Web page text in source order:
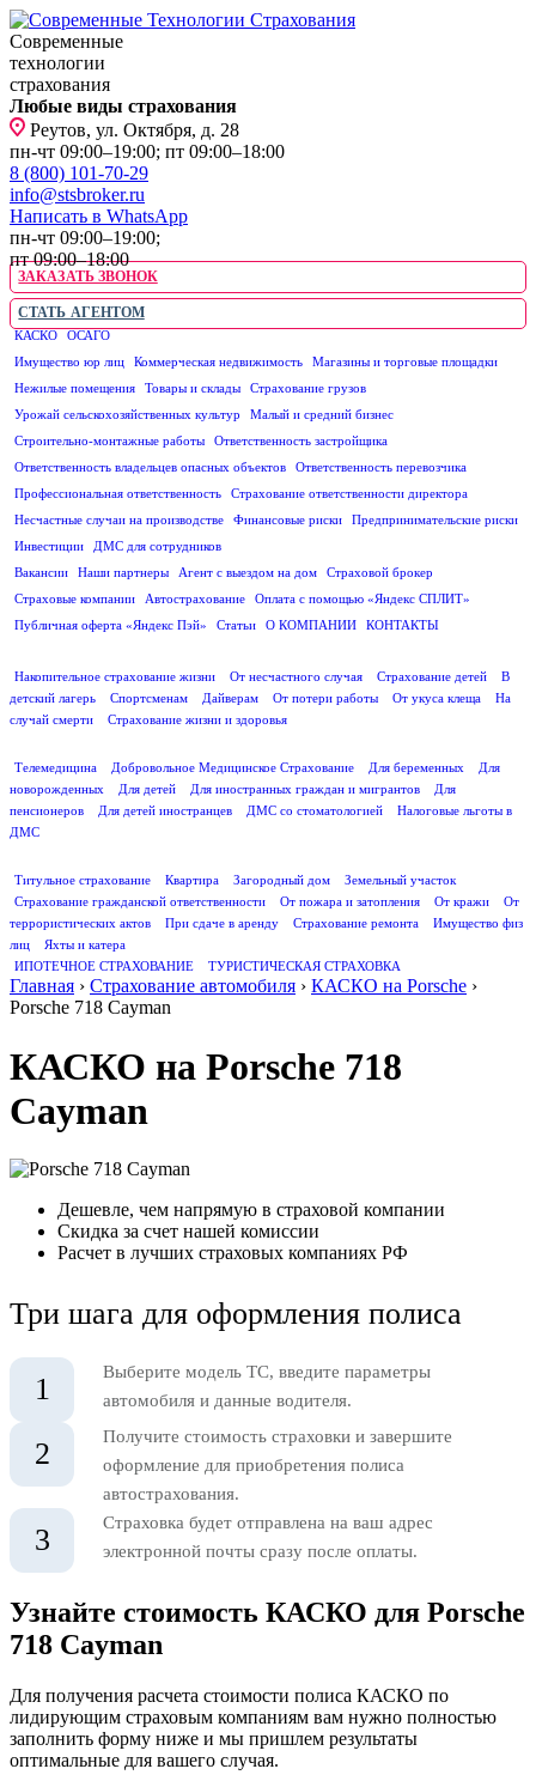
Современные
технологии
страхования
Любые виды страхования
Реутов, ул. Октября, д. 28
пн-чт 09:00–19:00; пт 09:00–18:00
8 (800) 101-70-29
info@stsbroker.ru
Написать в WhatsApp
пн-чт 09:00–19:00;
пт 09:00–18:00
ЗАКАЗАТЬ ЗВОНОК
СТАТЬ АГЕНТОМ
КАСКО ОСАГО
Имущество юр лиц
Коммерческая недвижимость
Магазины и торговые площадки
Нежилые помещения
Товары и склады
Страхование грузов
Урожай сельскохозяйственных культур
Малый и средний бизнес
Строительно-монтажные работы
Ответственность застройщика
Ответственность владельцев опасных объектов
Ответственность перевозчика
Профессиональная ответственность
Страхование ответственности директора
Несчастные случаи на производстве
Финансовые риски
Предпринимательские риски
Инвестиции
ДМС для сотрудников
Вакансии
Наши партнеры Агент с выездом на дом
Страховой брокер
Страховые компании
Автострахование
Оплата с помощью «Яндекс СПЛИТ»
Публичная оферта «Яндекс Пэй»
Статьи О КОМПАНИИ
КОНТАКТЫ
Накопительное страхование жизни
От несчастного случая Страхование детей
В
детский лагерь
Спортсменам Дайверам От потери работы От укуса клеща
На
случай смерти
Страхование жизни и здоровья
Телемедицина
Добровольное Медицинское Страхование Для беременных
Для
новорожденных
Для детей Для иностранных граждан и мигрантов
Для
пенсионеров
Для детей иностранцев ДМС со стоматологией
Налоговые льготы в
ДМС
Титульное страхование
Квартира Загородный дом
Земельный участок
Страхование гражданской ответственности
От пожара и затопления От кражи
От
террористических актов
При сдаче в аренду Страхование ремонта
Имущество физ
лиц
Яхты и катера
ИПОТЕЧНОЕ СТРАХОВАНИЕ
ТУРИСТИЧЕСКАЯ СТРАХОВКА
Главная › Страхование автомобиля › КАСКО на Porsche ›
Porsche 718 Cayman
КАСКО на Porsche 718
Cayman
Дешевле, чем напрямую в страховой компании
Скидка за счет нашей комиссии
Расчет в лучших страховых компаниях РФ
Три шага для оформления полиса
1
Выберите модель ТС, введите параметры
автомобиля и данные водителя.
2
Получите стоимость страховки и завершите
оформление для приобретения полиса
автострахования.
3
Страховка будет отправлена на ваш адрес
электронной почты сразу после оплаты.
Узнайте стоимость КАСКО для Porsche
718 Cayman
Для получения расчета стоимости полиса КАСКО по
лидирующим страховым компаниям вам нужно полностью
заполнить форму ниже и мы пришлем результаты
оптимальные для вашего случая.